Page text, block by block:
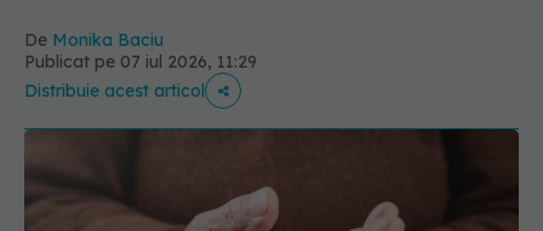
De Monika Baciu
Publicat pe 07 iul 2026, 11:29
Distribuie acest articol